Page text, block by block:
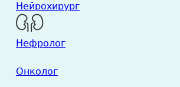
Нейрохирург
Нефролог
Онколог